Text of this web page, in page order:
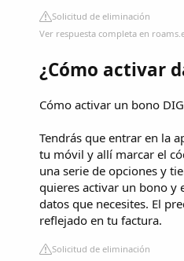
Solicitud de eliminación
Ver respuesta completa en
¿Cómo activar
Cómo activar un bono
Tendrás que entrar en la
tu móvil y allí marcar el
una serie de opciones y
quieres activar un bono y
datos que necesites. El
reflejado en tu factura.
Solicitud de eliminación